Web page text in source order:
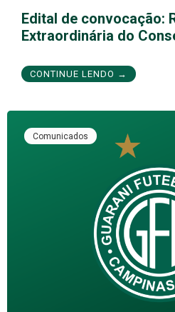
Edital de convocação:
Extraordinária do
CONTINUE LENDO →
Comunicados